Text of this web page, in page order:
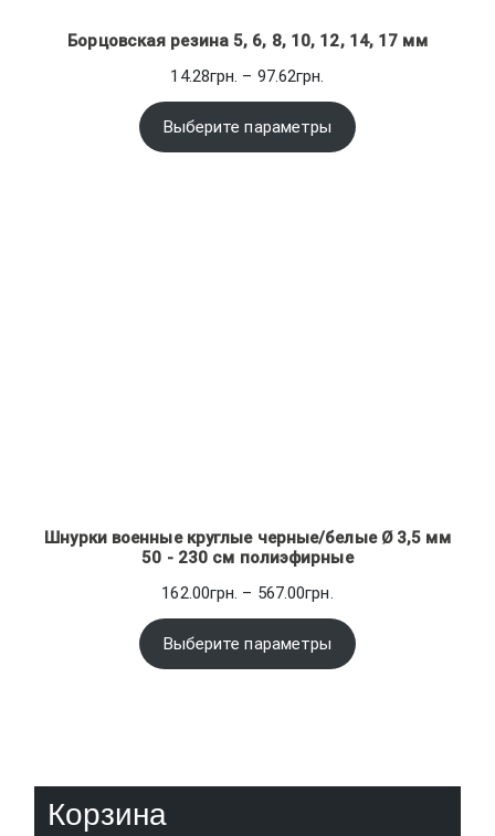
Борцовская резина 5, 6, 8, 10, 12, 14, 17 мм
14.28грн. – 97.62грн.
цен:
14.28грн.
–
Выберите параметры
Шнурки военные круглые черные/белые Ø 3,5 мм
50 - 230 см полиэфирные
162.00грн. – 567.00грн.
цен:
162.00грн.
–
Выберите параметры
Корзина